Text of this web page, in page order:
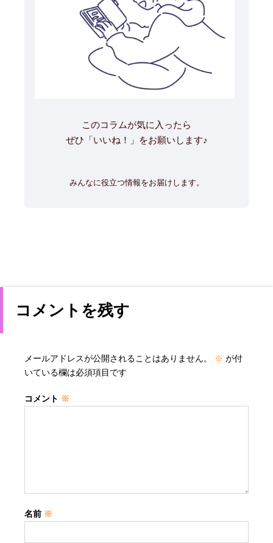
このコラムが気に入ったら
ぜひ「いいね！」をお願いします♪
みんなに役立つ情報をお届けします。
コメントを残す
メールアドレスが公開されることはありません。 ※ が付
いている欄は必須項目です
コメント ※
名前 ※